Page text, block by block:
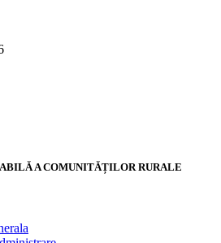
A COMUNITĂȚILOR RURALE